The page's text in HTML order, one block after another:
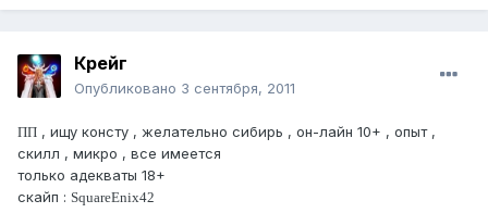
Крейг
Опубликовано 3 сентября, 2011
ПП , ищу консту , желательно сибирь , он-лайн 10+ , опыт ,
скилл , микро , все имеется
только адекваты 18+
скайп : SquareEnix42